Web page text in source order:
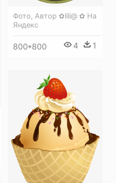
Фото, Автор ✿lili@ ✿ На
Яндекс
800*800 4 1